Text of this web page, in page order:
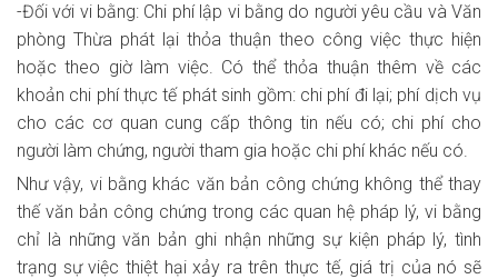
-Đối với vi bằng: Chi phí lập vi bằng do người yêu cầu và Văn
phòng Thừa phát lại thỏa thuận theo công việc thực hiện
hoặc theo giờ làm việc. Có thể thỏa thuận thêm về các
khoản chi phí thực tế phát sinh gồm: chi phí đi lại; phí dịch vụ
cho các cơ quan cung cấp thông tin nếu có; chi phí cho
người làm chứng, người tham gia hoặc chi phí khác nếu có.
Như vậy, vi bằng khác văn bản công chứng không thể thay
thế văn bản công chứng trong các quan hệ pháp lý, vi bằng
chỉ là những văn bản ghi nhận những sự kiện pháp lý, tình
trạng sự việc thiệt hại xảy ra trên thực tế, giá trị của nó sẽ